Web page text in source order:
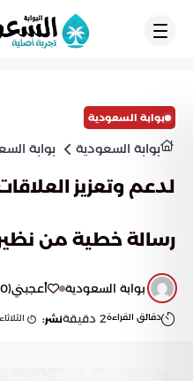
بوابة السعودية
بوابة السعودية بوابة
لدعم وتعزيز
رسالة خطية من
بوابة السعودية أعجبني(
0
دقائق القراءة2 دقيقةنشر: الثلاثاء, 17